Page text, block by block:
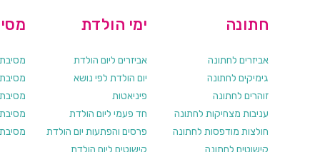
מסיבת
מסיבת
מסיבת
מסיבת
מסיבת
ימי הולדת
אביזרים ליום הולדת
יום הולדת לפי נושא
פיניאטות
חד פעמי ליום הולדת
פרסים והפתעות יום הולדת
חתונה
אביזרים לחתונה
גימיקים לחתונה
זוהרים לחתונה
עניבות מצחיקות לחתונה
חולצות מודפסות לחתונה